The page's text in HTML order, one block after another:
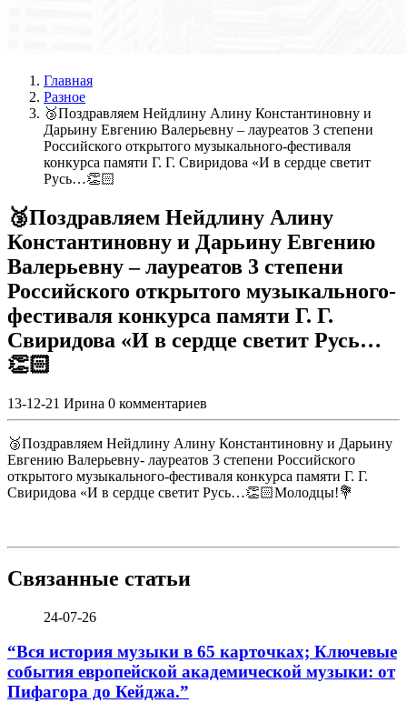
Главная
Разное
🥉Поздравляем Нейдлину Алину Константиновну и
Дарьину Евгению Валерьевну – лауреатов 3 степени
Российского открытого музыкального-фестиваля
конкурса памяти Г. Г. Свиридова «И в сердце светит
Русь…👏🏻
🥉Поздравляем Нейдлину Алину
Константиновну и Дарьину Евгению
Валерьевну – лауреатов 3 степени
Российского открытого музыкального-
фестиваля конкурса памяти Г. Г.
Свиридова «И в сердце светит Русь…
👏🏻
13-12-21 Ирина 0 комментариев
🥉Поздравляем Нейдлину Алину Константиновну и Дарьину
Евгению Валерьевну- лауреатов 3 степени Российского
открытого музыкального-фестиваля конкурса памяти Г. Г.
Свиридова «И в сердце светит Русь…👏🏻Молодцы!💐
Связанные статьи
24-07-26
“Вся история музыки в 65 карточках; Ключевые
события европейской академической музыки: от
Пифагора до Кейджа.”